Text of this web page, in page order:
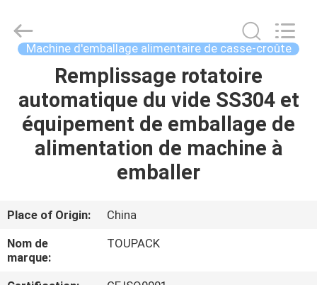
MAISON
PRODUITS
DE
NOUS
EQUIPMENT
Machine d'emballage alimentaire de casse-croûte
Remplissage rotatoire
automatique du vide SS304 et
équipement de emballage de
alimentation de machine à
emballer
Place of Origin:
China
Nom de
marque:
TOUPACK